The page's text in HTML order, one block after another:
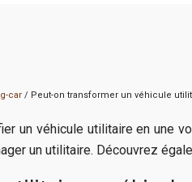
car / Peut-on transformer un véhicule
un véhicule utilitaire en une
un utilitaire. Découvrez